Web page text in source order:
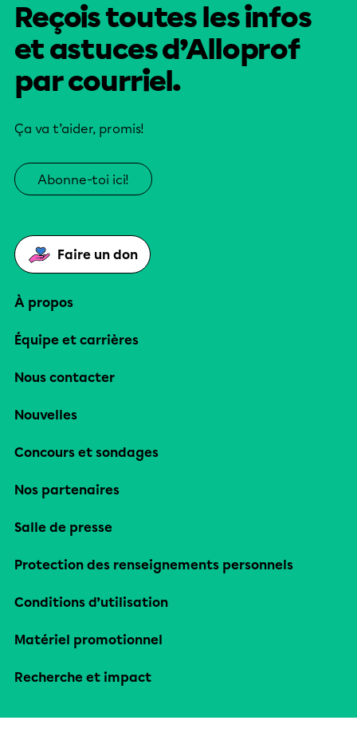
Reçois toutes les infos
et astuces d’Alloprof
par courriel.
Ça va t’aider, promis!
Abonne-toi ici!
Faire un don
À propos
Équipe et carrières
Nous contacter
Nouvelles
Concours et sondages
Nos partenaires
Salle de presse
Protection des renseignements personnels
Conditions d’utilisation
Matériel promotionnel
Recherche et impact